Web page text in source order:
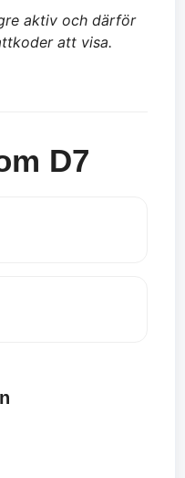
aktiv och därför
att visa.
D7